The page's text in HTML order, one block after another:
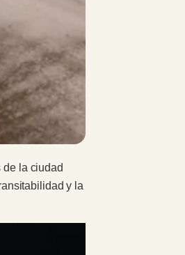
la ciudad
y la